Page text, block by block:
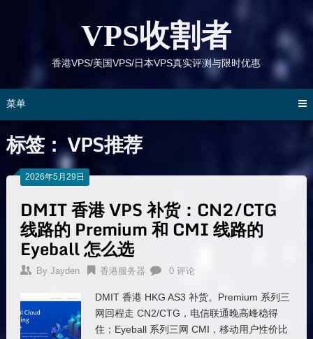
VPS收割者
香港VPS/美国VPS/日本VPS真实评测与限时优惠
菜单
标签：VPS推荐
2026年5月29日
DMIT 香港 VPS 补货：CN2/CTG
线路的 Premium 和 CMI 线路的
Eyeball 怎么选
By Jayden 香港服务器 0 评论
DMIT 香港 HKG AS3 补货。Premium 系列三
网回程走 CN2/CTG，电信联通晚高峰稳得
住；Eyeball 系列三网 CMI，移动用户性价比